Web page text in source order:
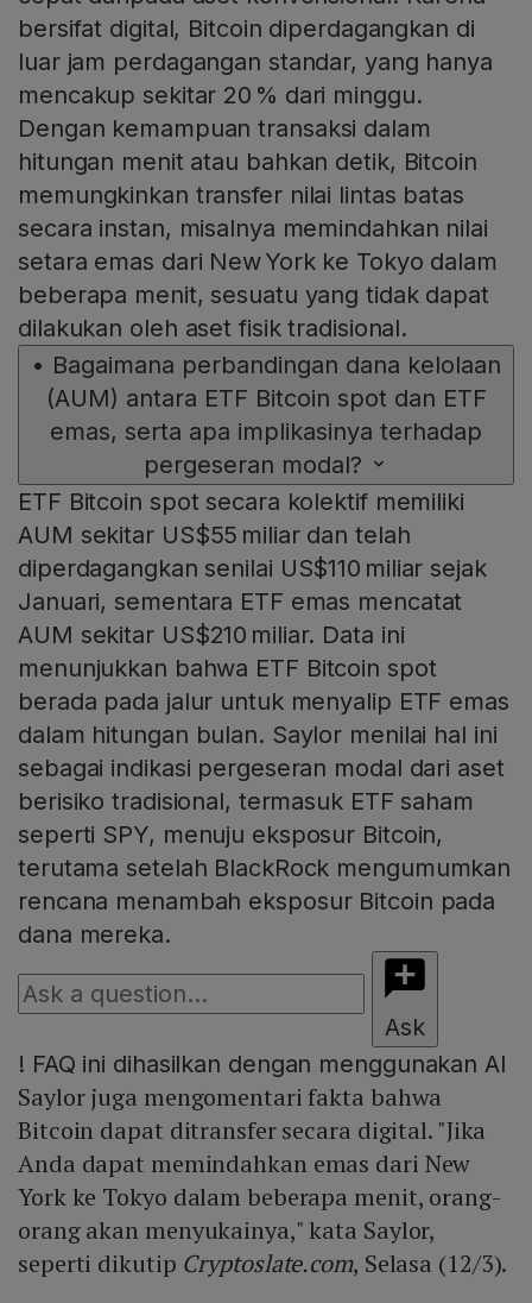
bersifat digital, Bitcoin diperdagangkan di
luar jam perdagangan standar, yang hanya
mencakup sekitar 20 % dari minggu.
Dengan kemampuan transaksi dalam
hitungan menit atau bahkan detik, Bitcoin
memungkinkan transfer nilai lintas batas
secara instan, misalnya memindahkan nilai
setara emas dari New York ke Tokyo dalam
beberapa menit, sesuatu yang tidak dapat
dilakukan oleh aset fisik tradisional.
• Bagaimana perbandingan dana kelolaan
(AUM) antara ETF Bitcoin spot dan ETF
emas, serta apa implikasinya terhadap
pergeseran modal?
ETF Bitcoin spot secara kolektif memiliki
AUM sekitar US$55 miliar dan telah
diperdagangkan senilai US$110 miliar sejak
Januari, sementara ETF emas mencatat
AUM sekitar US$210 miliar. Data ini
menunjukkan bahwa ETF Bitcoin spot
berada pada jalur untuk menyalip ETF emas
dalam hitungan bulan. Saylor menilai hal ini
sebagai indikasi pergeseran modal dari aset
berisiko tradisional, termasuk ETF saham
seperti SPY, menuju eksposur Bitcoin,
terutama setelah BlackRock mengumumkan
rencana menambah eksposur Bitcoin pada
dana mereka.
Ask
! FAQ ini dihasilkan dengan menggunakan AI
Saylor juga mengomentari fakta bahwa
Bitcoin dapat ditransfer secara digital. "Jika
Anda dapat memindahkan emas dari New
York ke Tokyo dalam beberapa menit, orang-
orang akan menyukainya," kata Saylor,
seperti dikutip Cryptoslate.com, Selasa (12/3).